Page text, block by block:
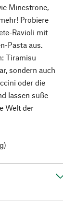
Minestrone,
Probiere
Ravioli mit
Pasta aus.
Tiramisu
sondern auch
oder die
lassen süße
Welt der